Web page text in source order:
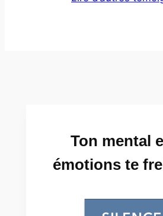
Ton mental
émotions te